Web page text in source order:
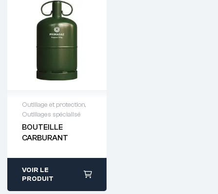
Outillage et protection,
Outillages spécialisé
BOUTEILLE
CARBURANT
devis : 01 64 88
93 38
VOIR LE
PRODUIT